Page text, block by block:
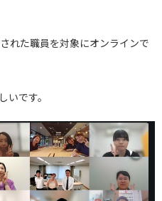
れた職員を対象にオンラインで
いです。